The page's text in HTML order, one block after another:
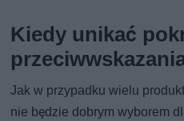
Kiedy unikać
Jak w przypadku wielu
nie będzie dobrym wyborem